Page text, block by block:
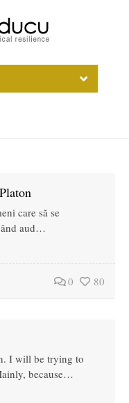
care să se
aud…
0 80
I will be trying to
because…